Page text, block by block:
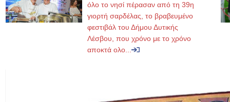
όλο το νησί πέρασαν από τη 39η
γιορτή σαρδέλας, το βραβευμένο
φεστιβάλ του Δήμου Δυτικής
Λέσβου, που χρόνο με το χρόνο
αποκτά ολο...